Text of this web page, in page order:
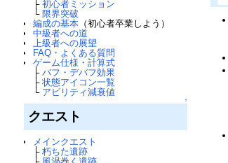
├ 初心者ミッション
└ 限界突破
編成の基本（初心者卒業しよう）
中級者への道
上級者への展望
FAQ・よくある質問
ゲーム仕様・計算式
├ バフ・デバフ効果
├ 状態アイコン一覧
└ アビリティ減衰値
↑
クエスト
メインクエスト
├ 朽ちた遺跡